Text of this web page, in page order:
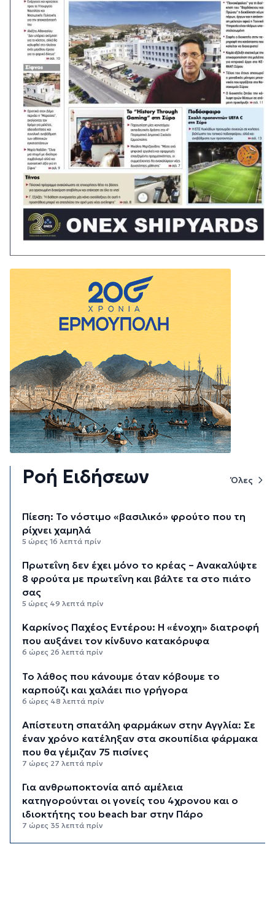
Ροή Ειδήσεων Όλες
Πίεση: Το νόστιμο «βασιλικό» φρούτο που τη
ρίχνει χαμηλά
5 ώρες 16 λεπτά πρίν
Πρωτεΐνη δεν έχει μόνο το κρέας – Ανακαλύψτε
8 φρούτα με πρωτεΐνη και βάλτε τα στο πιάτο
σας
5 ώρες 49 λεπτά πρίν
Καρκίνος Παχέος Εντέρου: Η «ένοχη» διατροφή
που αυξάνει τον κίνδυνο κατακόρυφα
6 ώρες 26 λεπτά πρίν
Το λάθος που κάνουμε όταν κόβουμε το
καρπούζι και χαλάει πιο γρήγορα
6 ώρες 48 λεπτά πρίν
Απίστευτη σπατάλη φαρμάκων στην Αγγλία: Σε
έναν χρόνο κατέληξαν στα σκουπίδια φάρμακα
που θα γέμιζαν 75 πισίνες
7 ώρες 27 λεπτά πρίν
Για ανθρωποκτονία από αμέλεια
κατηγορούνται οι γονείς του 4χρονου και ο
ιδιοκτήτης του beach bar στην Πάρο
7 ώρες 35 λεπτά πρίν